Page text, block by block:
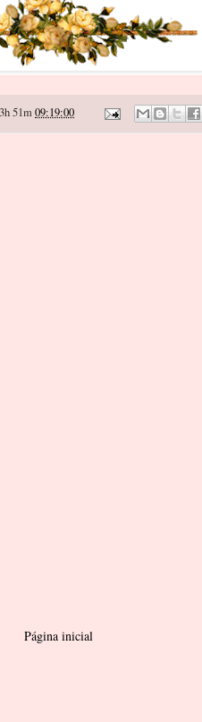
51m09:19:00
Página inicial